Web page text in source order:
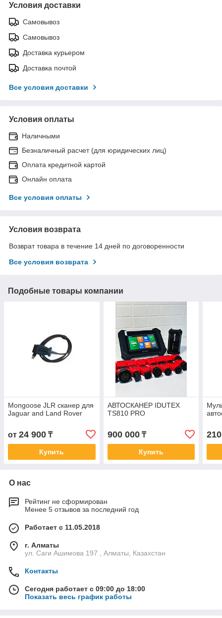
Условия доставки
Самовывоз
Самовывоз
Доставка курьером
Доставка почтой
Все условия доставки
Условия оплаты
Наличными
Безналичный расчет (для юридических лиц)
Оплата кредитной картой
Онлайн оплата
Все условия оплаты
Условия возврата
Возврат товара в течение 14 дней по договоренности
Все условия возврата
Подобные товары компании
Mongoose JLR сканер для
Jaguar and Land Rover
от 24 900 ₸
Купить
АВТОСКАНЕР IDUTEX
TS810 PRO
900 000₸
Купить
О нас
Рейтинг не сформирован
Менее 5 отзывов за последний год
Работает с 11.05.2018
г. Алматы
ул. Саги Ашимова 197 , Алматы, Казахстан
Контакты
Сегодня работает с 09:00 до 18:00
Показать весь график работы